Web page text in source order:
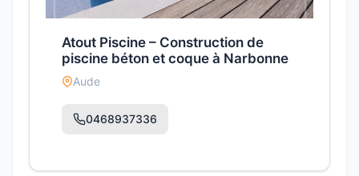
Atout Piscine – Construction de
piscine béton et coque à Narbonne
Aude
0468937336